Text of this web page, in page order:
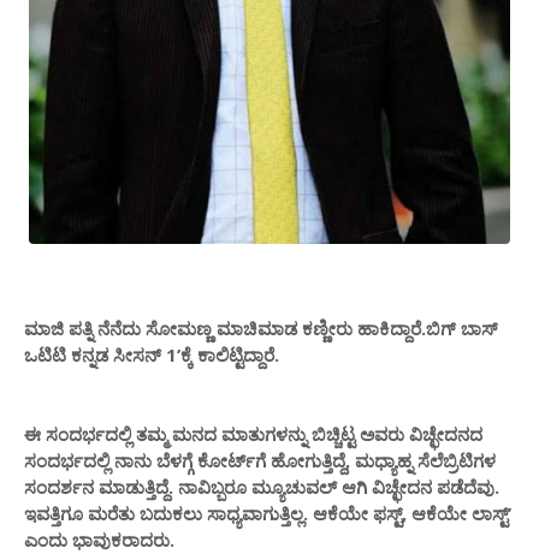
ಮಾಜಿ ಪತ್ನಿ ನೆನೆದು ಸೋಮಣ್ಣ ಮಾಚಿಮಾಡ ಕಣ್ಣೀರು ಹಾಕಿದ್ದಾರೆ.ಬಿಗ್ ಬಾಸ್
ಒಟಿಟಿ ಕನ್ನಡ ಸೀಸನ್​ 1’ಕ್ಕೆ ಕಾಲಿಟ್ಟಿದ್ದಾರೆ.
ಈ ಸಂದರ್ಭದಲ್ಲಿ ತಮ್ಮ ಮನದ ಮಾತುಗಳನ್ನು ಬಿಚ್ಚಿಟ್ಟ ಅವರು ವಿಚ್ಛೇದನದ
ಸಂದರ್ಭದಲ್ಲಿ ನಾನು ಬೆಳಗ್ಗೆ ಕೋರ್ಟ್​​ಗೆ ಹೋಗುತ್ತಿದ್ದೆ, ಮಧ್ಯಾಹ್ನ ಸೆಲೆಬ್ರಿಟಿಗಳ
ಸಂದರ್ಶನ ಮಾಡುತ್ತಿದ್ದೆ. ನಾವಿಬ್ಬರೂ ಮ್ಯೂಚುವಲ್​ ಆಗಿ ವಿಚ್ಛೇದನ ಪಡೆದೆವು.
ಇವತ್ತಿಗೂ ಮರೆತು ಬದುಕಲು ಸಾಧ್ಯವಾಗುತ್ತಿಲ್ಲ. ಆಕೆಯೇ ಫಸ್ಟ್, ಆಕೆಯೇ ಲಾಸ್ಟ್​’
ಎಂದು ಭಾವುಕರಾದರು.